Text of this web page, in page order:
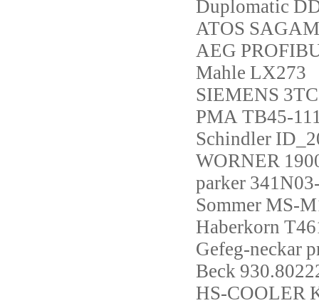
Duplomatic
ATOS
AEG
Mahle LX273
SIEMENS
PMA TB45-
Schindler
WORNER
parker
Sommer MS-
Haberkorn
Gefeg-neckar
Beck
HS-COOLER